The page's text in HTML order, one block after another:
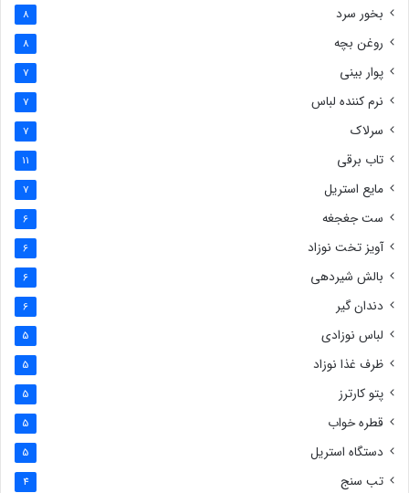
بخور سرد 8
روغن بچه 8
پوار بینی 7
نرم کننده لباس 7
سرلاک 7
تاب برقی 11
مایع استریل 7
ست جغجغه 6
آویز تخت نوزاد 6
بالش شیردهی 6
دندان گیر 6
لباس نوزادی 5
ظرف غذا نوزاد 5
پتو کارترز 5
قطره خواب 5
دستگاه استریل 5
تب سنج 4